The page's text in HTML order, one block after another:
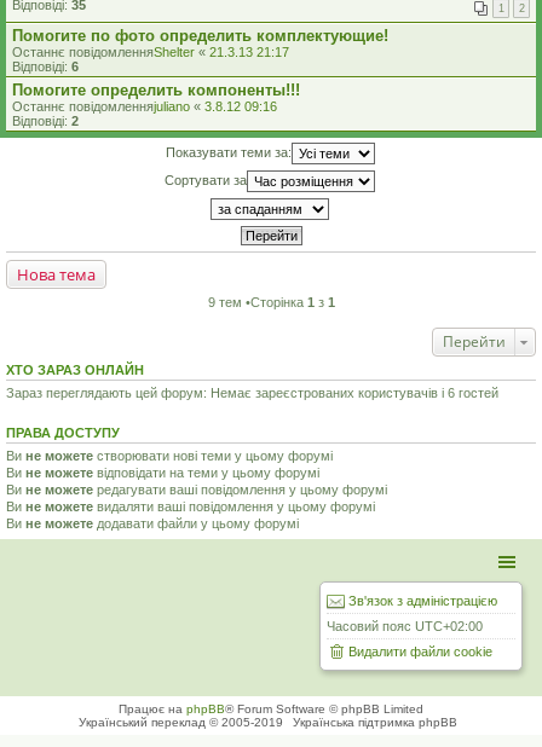
Відповіді: 35 1 2
Помогите по фото определить комплектующие!
Останнє повідомленняShelter « 21.3.13 21:17
Відповіді: 6
Помогите определить компоненты!!!
Останнє повідомленняjuliano « 3.8.12 09:16
Відповіді: 2
Показувати теми за:
Сортувати за
Нова тема
9 тем •Сторінка 1 з 1
Перейти
ХТО ЗАРАЗ ОНЛАЙН
Зараз переглядають цей форум: Немає зареєстрованих користувачів і 6 гостей
ПРАВА ДОСТУПУ
Ви не можете створювати нові теми у цьому форумі
Ви не можете відповідати на теми у цьому форумі
Ви не можете редагувати ваші повідомлення у цьому форумі
Ви не можете видаляти ваші повідомлення у цьому форумі
Ви не можете додавати файли у цьому форумі
Зв'язок з адміністрацією
Часовий пояс UTC+02:00
Видалити файли cookie
Працює на phpBB® Forum Software © phpBB Limited
Український переклад © 2005-2019
Українська підтримка phpBB